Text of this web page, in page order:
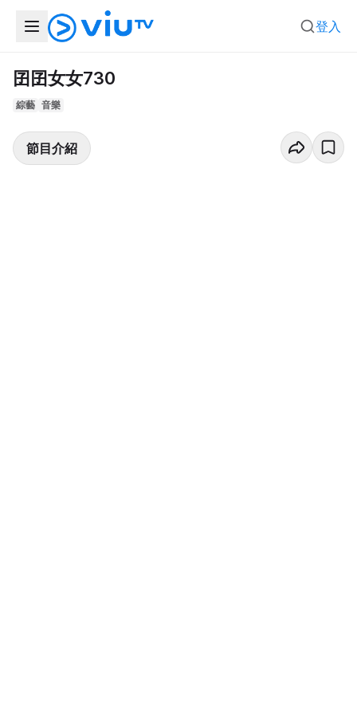
登入
囝囝女女730
綜藝 音樂
節目介紹